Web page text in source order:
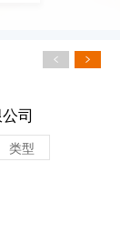
司
类型